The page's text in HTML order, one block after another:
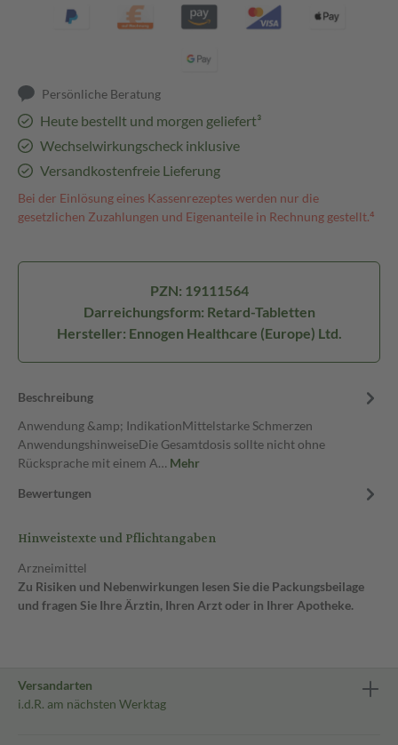
Persönliche Beratung
Heute bestellt und morgen geliefert³
Wechselwirkungscheck inklusive
Versandkostenfreie Lieferung
Bei der Einlösung eines Kassenrezeptes werden nur die
gesetzlichen Zuzahlungen und Eigenanteile in Rechnung gestellt.⁴
PZN: 19111564
Darreichungsform: Retard-Tabletten
Hersteller: Ennogen Healthcare (Europe) Ltd.
Beschreibung
Anwendung &amp; IndikationMittelstarke Schmerzen
AnwendungshinweiseDie Gesamtdosis sollte nicht ohne
Rücksprache mit einem A… Mehr
Bewertungen
Hinweistexte und Pflichtangaben
Arzneimittel
Zu Risiken und Nebenwirkungen lesen Sie die Packungsbeilage
und fragen Sie Ihre Ärztin, Ihren Arzt oder in Ihrer Apotheke.
Versandarten
i.d.R. am nächsten Werktag